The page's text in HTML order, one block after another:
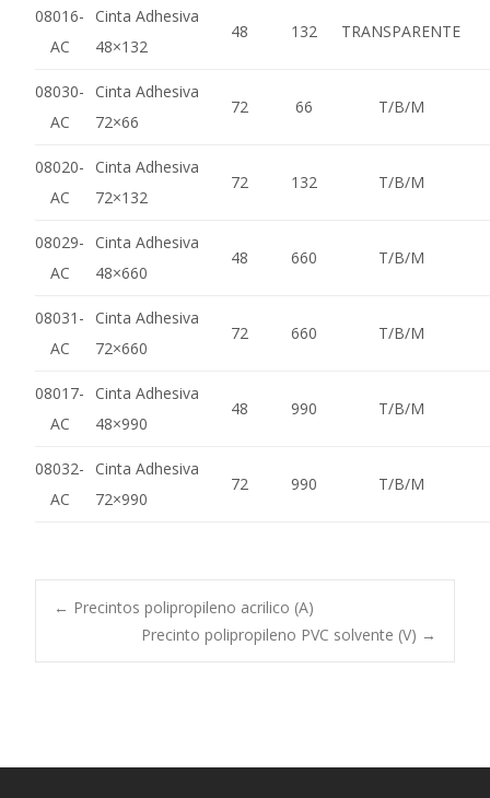
08016-
AC
Cinta Adhesiva
48×132
48 132 TRANSPARENTE
08030-
AC
Cinta Adhesiva
72×66
72 66 T/B/M
08020-
AC
Cinta Adhesiva
72×132
72 132 T/B/M
08029-
AC
Cinta Adhesiva
48×660
48 660 T/B/M
08031-
AC
Cinta Adhesiva
72×660
72 660 T/B/M
08017-
AC
Cinta Adhesiva
48×990
48 990 T/B/M
08032-
AC
Cinta Adhesiva
72×990
72 990 T/B/M
Navegación
entradas
← Precintos polipropileno acrilico (A)
Precinto polipropileno PVC solvente (V) →